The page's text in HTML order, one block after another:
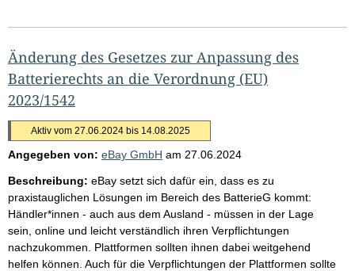
Änderung des Gesetzes zur Anpassung des
Batterierechts an die Verordnung (EU)
2023/1542
Aktiv vom 27.06.2024 bis 14.08.2025
Angegeben von: eBay GmbH am 27.06.2024
Beschreibung: eBay setzt sich dafür ein, dass es zu
praxistauglichen Lösungen im Bereich des BatterieG kommt:
Händler*innen - auch aus dem Ausland - müssen in der Lage
sein, online und leicht verständlich ihren Verpflichtungen
nachzukommen. Plattformen sollten ihnen dabei weitgehend
helfen können. Auch für die Verpflichtungen der Plattformen sollte